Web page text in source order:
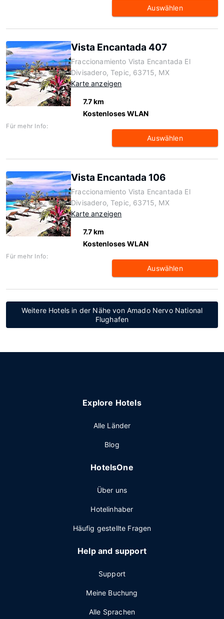
Auswählen
Vista Encantada 407
Fraccionamiento Vista Encantada El
Divisadero, Tepic, 63715, MX
Karte anzeigen
7.7 km
Kostenloses WLAN
Für mehr Info:
Auswählen
Vista Encantada 106
Fraccionamiento Vista Encantada El
Divisadero, Tepic, 63715, MX
Karte anzeigen
7.7 km
Kostenloses WLAN
Für mehr Info:
Auswählen
Weitere Hotels in der Nähe von Amado Nervo National
Flughafen
Explore Hotels
Alle Länder
Blog
HotelsOne
Über uns
Hotelinhaber
Häufig gestellte Fragen
Help and support
Support
Meine Buchung
Alle Sprachen